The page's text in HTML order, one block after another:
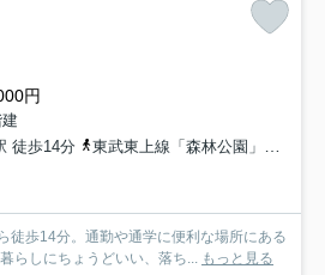
円
徒歩14分
東武東上線「森林公園」駅 徒歩32分
徒歩14分。通勤や通学に便利な場所にある
イツ」。 お一人暮らしにちょうどいい、落ち... もっと見る